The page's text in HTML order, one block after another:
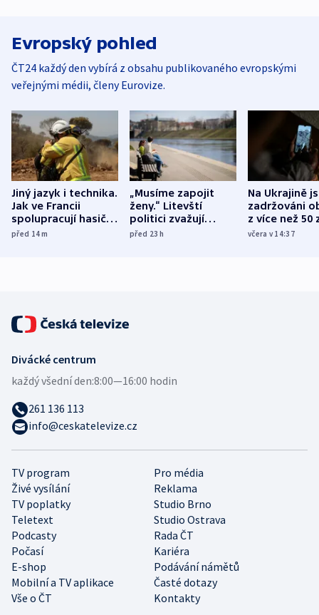
Evropský pohled
ČT24 každý den vybírá z obsahu publikovaného evropskými
veřejnými médii, členy Eurovize.
Jiný jazyk i technika.
Jak ve Francii
spolupracují hasiči z
různých zemí
před 14m
„Musíme zapojit
ženy.“ Litevští
politici zvažují
dohodu o
před 23h
Na Ukrajině
zadržováni
z více než 50
Bojovali na
včera v 14:37
TV program
Pro média
Živé vysílání
Reklama
TV poplatky
Studio Brno
Teletext
Studio Ostrava
Podcasty
Rada ČT
Počasí
Kariéra
E-shop
Podávání námětů
Mobilní a TV aplikace
Časté dotazy
Vše o ČT
Kontakty
Divácké centrum
každý všední den:8:00—16:00 hodin
261 136 113
info@ceskatelevize.cz